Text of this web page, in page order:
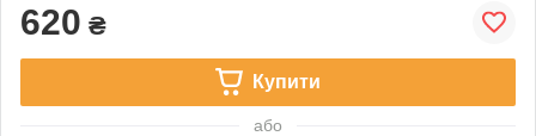
620 ₴
Купити
або